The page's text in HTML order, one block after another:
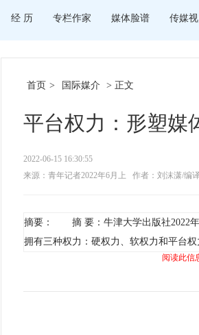
经 历 专栏作家 媒体脸谱 传媒
首页 > 国际媒介 > 正文
平台权力：形塑媒
2022-06-15 16:30:55
来源：青年记者2022年6月上
作者：刘沫潇/编译
摘要： 摘 要：牛津大学出版社2022年
拥有三种权力：硬权力、软权力和平台权
阅读此信